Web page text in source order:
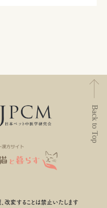
Back to Top
改変することは禁止いたします